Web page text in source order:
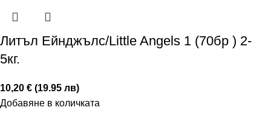
Литъл Ейнджълс/Little Angels 1 (70бр ) 2-
5кг.
10,20 € (19.95 лв)
Добавяне в количката